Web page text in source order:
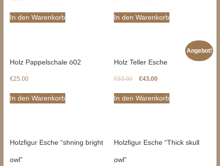
In den Warenkorb In den Warenkorb
Holz Pappelschale ö02
€25.00
In den Warenkorb
Angebot!
Holz Teller Esche
€53.00 €43.00
In den Warenkorb
Holzfigur Esche “shning bright
owl”
Holzfigur Esche “Thick skull
owl”